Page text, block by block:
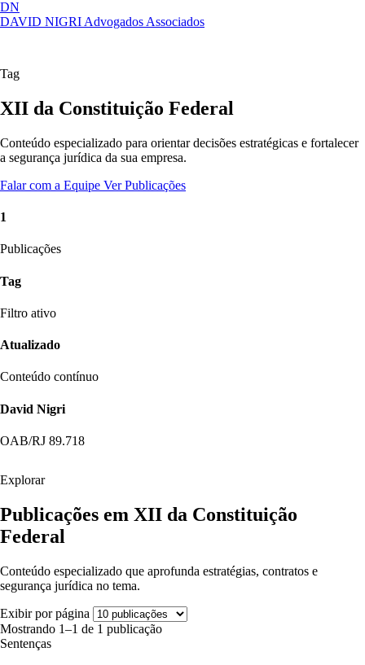
DN
DAVID NIGRI Advogados Associados
Artigos, sentenças, áreas de atuação,
Tag
XII da Constituição Federal
Conteúdo especializado para orientar decisões estratégicas e fortalecer
a segurança jurídica da sua empresa.
Falar com a Equipe Ver Publicações
1
Publicações
Tag
Filtro ativo
Atualizado
Conteúdo contínuo
David Nigri
OAB/RJ 89.718
Explorar
Publicações em XII da Constituição
Federal
Conteúdo especializado que aprofunda estratégias, contratos e
segurança jurídica no tema.
Exibir por página
Mostrando 1–1 de 1 publicação
Sentenças